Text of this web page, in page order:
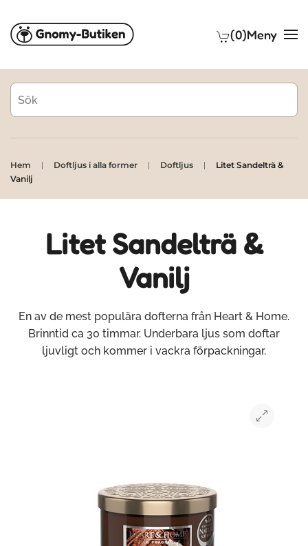
Skip to main content (0)Meny
Hem Doftljus i alla former Doftljus
Litet Sandelträ &
Vanilj
Litet Sandelträ &
Vanilj
En av de mest populära dofterna från Heart & Home.
Brinntid ca 30 timmar. Underbara ljus som doftar
ljuvligt och kommer i vackra förpackningar.